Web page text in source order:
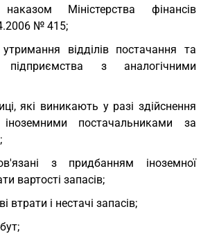
Міністерства фінансів
№ 415;
відділів постачання та
з аналогічними
які виникають у разі здійснення
постачальниками за
з придбанням іноземної
вартості запасів;
втрати і нестачі запасів;